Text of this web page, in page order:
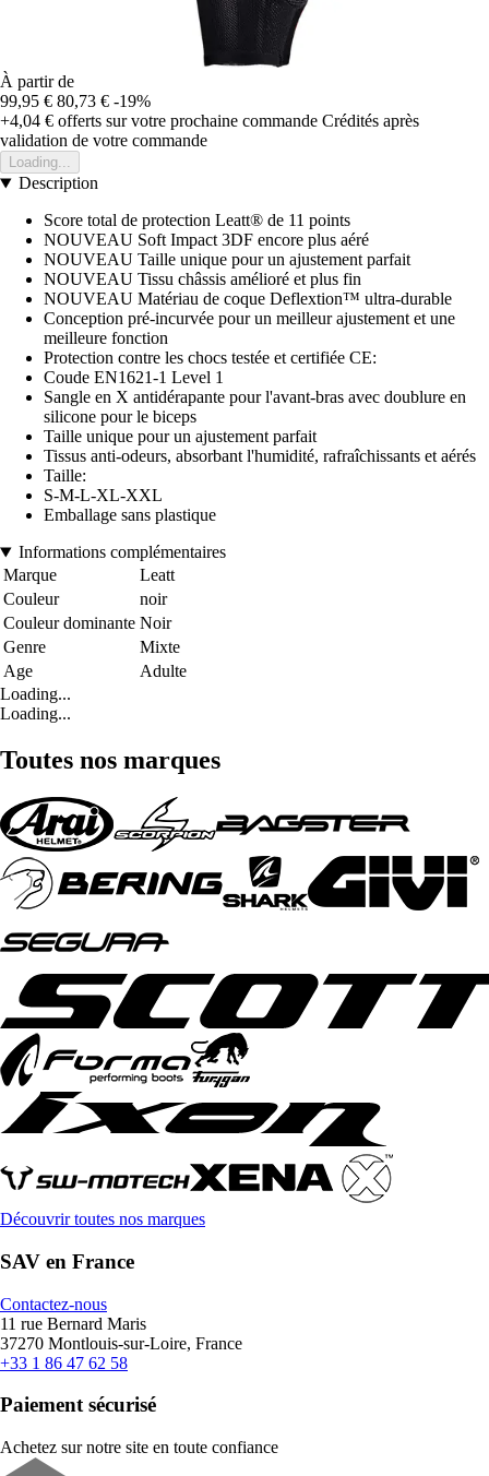
À partir de
99,95 € 80,73 € -19%
+4,04 € offerts sur votre prochaine commande Crédités après
validation de votre commande
Loading...
Description
Score total de protection Leatt® de 11 points
NOUVEAU Soft Impact 3DF encore plus aéré
NOUVEAU Taille unique pour un ajustement parfait
NOUVEAU Tissu châssis amélioré et plus fin
NOUVEAU Matériau de coque Deflextion™ ultra-durable
Conception pré-incurvée pour un meilleur ajustement et une
meilleure fonction
Protection contre les chocs testée et certifiée CE:
Coude EN1621-1 Level 1
Sangle en X antidérapante pour l'avant-bras avec doublure en
silicone pour le biceps
Taille unique pour un ajustement parfait
Tissus anti-odeurs, absorbant l'humidité, rafraîchissants et aérés
Taille:
S-M-L-XL-XXL
Emballage sans plastique
Informations complémentaires
Marque
Leatt
Couleur
noir
Couleur dominante Noir
Genre
Mixte
Age
Adulte
Loading...
Loading...
Toutes nos marques
Découvrir toutes nos marques
SAV en France
Contactez-nous
11 rue Bernard Maris
37270 Montlouis-sur-Loire, France
+33 1 86 47 62 58
Paiement sécurisé
Achetez sur notre site en toute confiance